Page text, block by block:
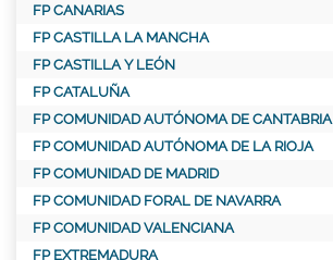
FP CANARIAS
FP CASTILLA LA MANCHA
FP CASTILLA Y LEÓN
FP CATALUÑA
FP COMUNIDAD AUTÓNOMA DE CANTABRIA
FP COMUNIDAD AUTÓNOMA DE LA RIOJA
FP COMUNIDAD DE MADRID
FP COMUNIDAD FORAL DE NAVARRA
FP COMUNIDAD VALENCIANA
FP EXTREMADURA